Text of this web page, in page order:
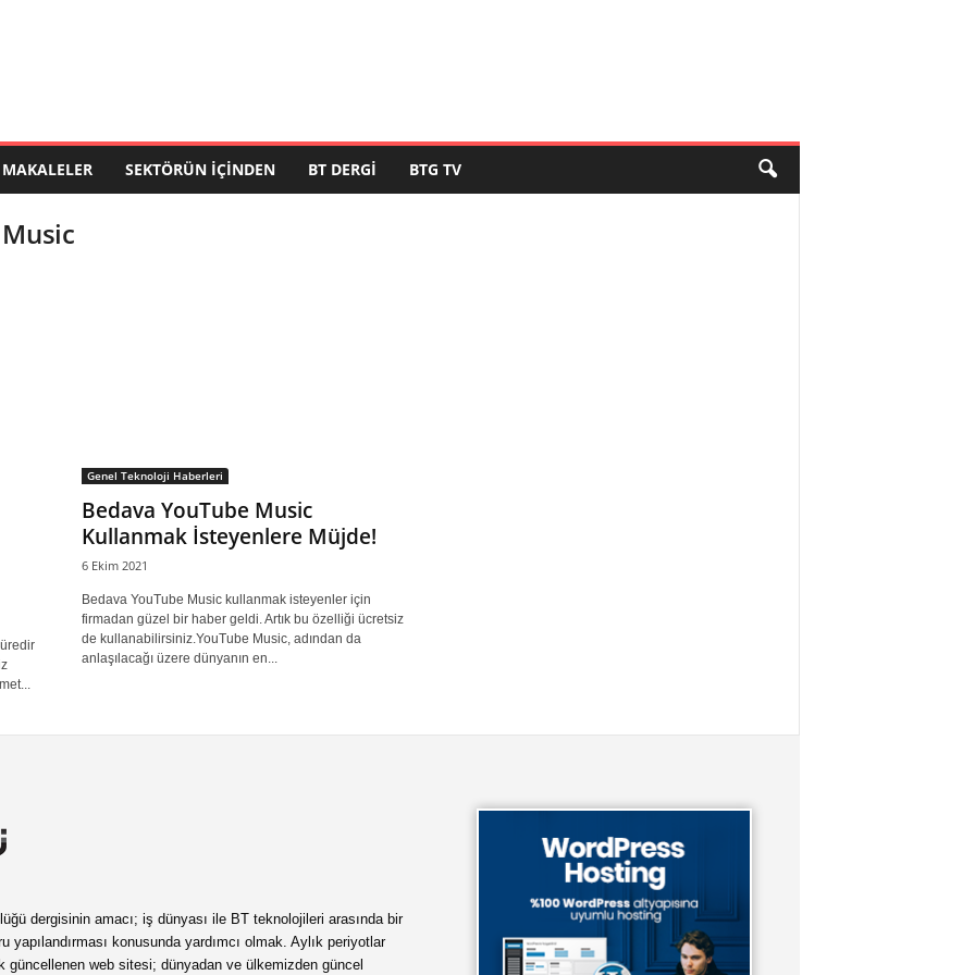
MAKALELER SEKTÖRÜN İÇINDEN BT DERGI BTG TV
Genel Teknoloji Haberleri
Bedava YouTube Music
Kullanmak İsteyenlere Müjde!
6 Ekim 2021
Bedava YouTube Music kullanmak isteyenler için
firmadan güzel bir haber geldi. Artık bu özelliği ücretsiz
de kullanabilirsiniz.YouTube Music, adından da
anlaşılacağı üzere dünyanın en...
dergisinin amacı; iş dünyası ile BT teknolojileri arasında bir
yapılandırması konusunda yardımcı olmak. Aylık periyotlar
güncellenen web sitesi; dünyadan ve ülkemizden güncel